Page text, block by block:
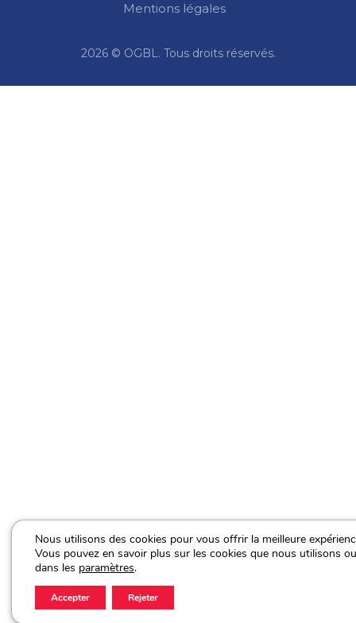
Mentions légales
2026 © OGBL. Tous droits réservés.
Nous utilisons des cookies pour vous offrir la meilleure
Vous pouvez en savoir plus sur les cookies que nous utilisons
dans les paramètres.
Accepter Rejeter